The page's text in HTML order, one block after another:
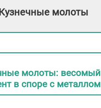
молоты
молоты: весомый
в споре с металлом